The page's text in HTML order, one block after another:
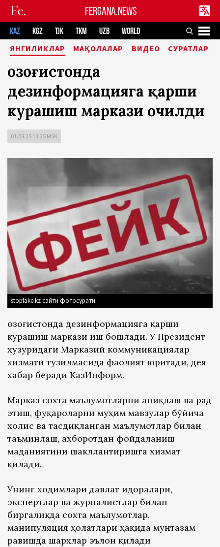
FERGANA.NEWS
KAZ KGZ TJK TKM UZB WORLD
ЯНГИЛИКЛАР МАҚОЛАЛАР ВИДЕО СУРАТЛАР
Қозоғистонда
дезинформацияга қарши
курашиш маркази очилди
01.08.25 13:25 MSK
stopfake.kz сайти фотосурати
Қозоғистонда дезинформацияга қарши
курашиш маркази иш бошлади. У Президент
ҳузуридаги Марказий коммуникациялар
хизмати тузилмасида фаолият юритади, дея
хабар беради КазИнформ.
Марказ сохта маълумотларни аниқлаш ва рад
этиш, фуқароларни муҳим мавзулар бўйича
холис ва тасдиқланган маълумотлар билан
таъминлаш, ахборотдан фойдаланиш
маданиятини шакллантиришга хизмат
қилади.
Унинг ходимлари давлат идоралари,
экспертлар ва журналистлар билан
биргаликда сохта маълумотлар,
манипуляция ҳолатлари ҳақида мунтазам
равишда шарҳлар эълон қилади